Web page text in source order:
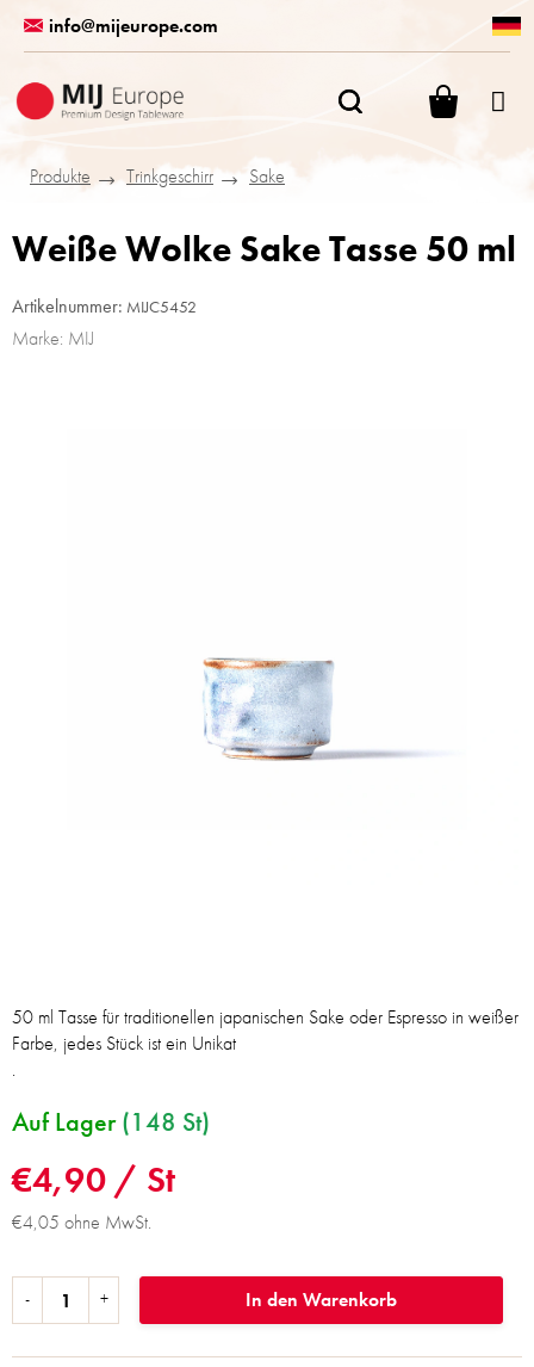
Inhalt
springen
info@mijeurope.com
Produkte Trinkgeschirr Sake
Weiße Wolke Sake Tasse 50 ml
Artikelnummer: MIJC5452
Marke: MIJ
€4,90 / St
€4,05 ohne MwSt.
Auf Lager(148 St)
In den Warenkorb
50 ml Tasse für traditionellen japanischen Sake oder Espresso in weißer
Farbe, jedes Stück ist ein Unikat
.